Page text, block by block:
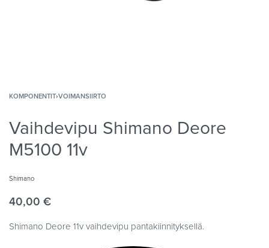
KOMPONENTIT›VOIMANSIIRTO
Vaihdevipu Shimano Deore
M5100 11v
Shimano
40,00 €
Shimano Deore 11v vaihdevipu pantakiinnityksellä.